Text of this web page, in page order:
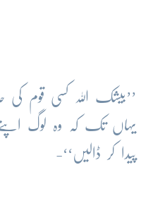
’’بیشک اللہ کسی قوم کی
یہاں تک کہ وہ لوگ
پیدا کر ڈالیں‘‘-